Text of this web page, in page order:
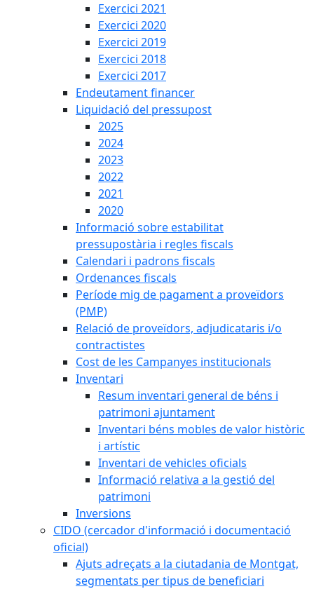
Exercici 2021
Exercici 2020
Exercici 2019
Exercici 2018
Exercici 2017
Endeutament financer
Liquidació del pressupost
2025
2024
2023
2022
2021
2020
Informació sobre estabilitat
pressupostària i regles fiscals
Calendari i padrons fiscals
Ordenances fiscals
Període mig de pagament a proveïdors
(PMP)
Relació de proveïdors, adjudicataris i/o
contractistes
Cost de les Campanyes institucionals
Inventari
Resum inventari general de béns i
patrimoni ajuntament
Inventari béns mobles de valor històric
i artístic
Inventari de vehicles oficials
Informació relativa a la gestió del
patrimoni
Inversions
CIDO (cercador d'informació i documentació
oficial)
Ajuts adreçats a la ciutadania de Montgat,
segmentats per tipus de beneficiari